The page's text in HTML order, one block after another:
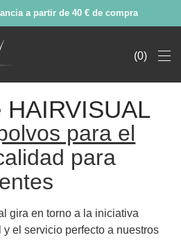
a partir de 40 € de compra
0
HAIRVISUAL
para el
para
gira en torno a la iniciativa
el servicio perfecto a nuestros